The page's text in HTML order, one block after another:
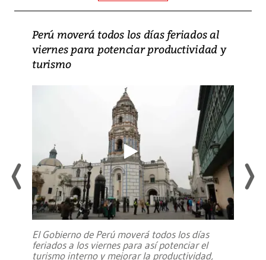
Perú moverá todos los días feriados al
viernes para potenciar productividad y
turismo
El Gobierno de Perú moverá todos los días
feriados a los viernes para así potenciar el
turismo interno y mejorar la productividad,